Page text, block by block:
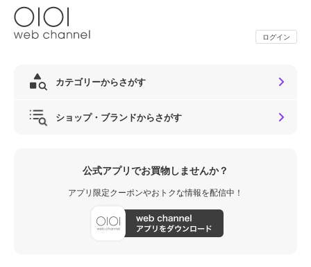
ログイン
カテゴリーからさがす
ショップ・ブランドからさがす
公式アプリでお買物しませんか？
アプリ限定クーポンやおトクな情報を配信中！